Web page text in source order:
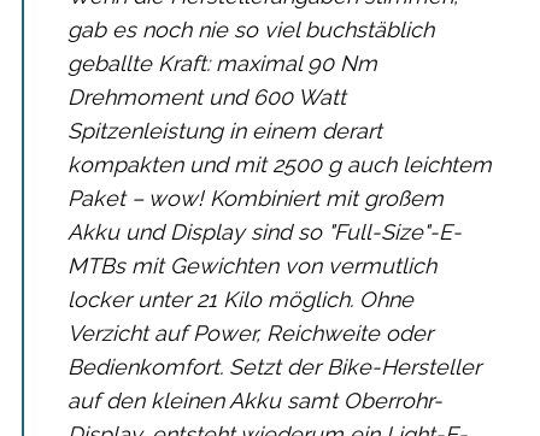
gab es noch nie so viel buchstäblich
geballte Kraft: maximal 90 Nm
Drehmoment und 600 Watt
Spitzenleistung in einem derart
kompakten und mit 2500 g auch leichtem
Paket – wow! Kombiniert mit großem
Akku und Display sind so "Full-Size"-E-
MTBs mit Gewichten von vermutlich
locker unter 21 Kilo möglich. Ohne
Verzicht auf Power, Reichweite oder
Bedienkomfort. Setzt der Bike-Hersteller
auf den kleinen Akku samt Oberrohr-